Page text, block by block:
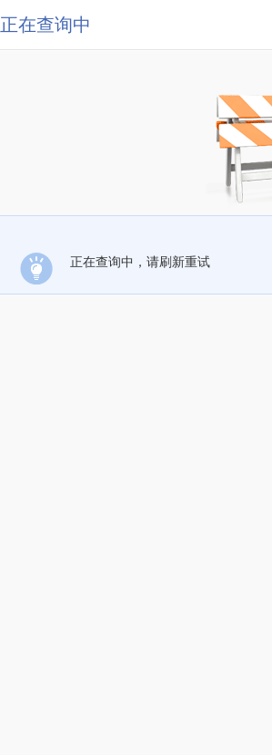
正在查询中
正在查询中，请刷新重试